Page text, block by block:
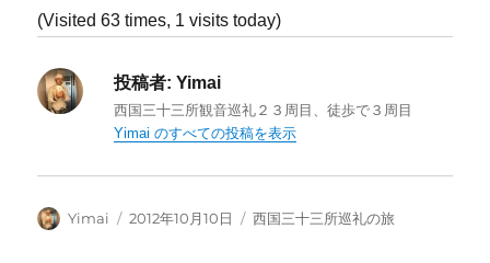
(Visited 63 times, 1 visits today)
投稿者: Yimai
西国三十三所観音巡礼２３周目、徒歩で３周目
Yimai のすべての投稿を表示
投
Yimai
投
2012年10月10日
カ
西国三十三所巡礼の旅